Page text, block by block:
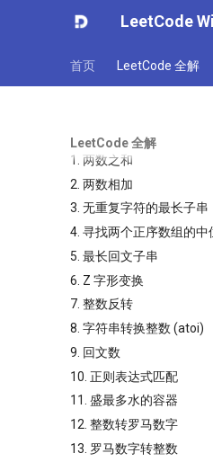
LeetCode
首页 LeetCode 全解
LeetCode 全解
1. 两数之和
2. 两数相加
3. 无重复字符的最长子串
4. 寻找两个正序数组的中
5. 最长回文子串
6. Z 字形变换
7. 整数反转
8. 字符串转换整数 (atoi)
9. 回文数
10. 正则表达式匹配
11. 盛最多水的容器
12. 整数转罗马数字
13. 罗马数字转整数